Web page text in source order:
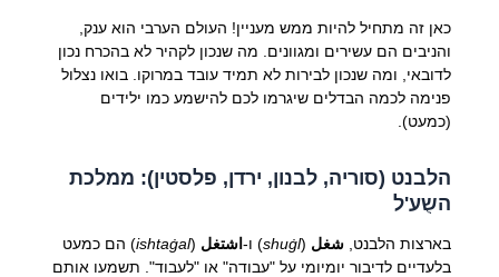
כאן זה מתחיל להיות ממש מעניין! העולם הערבי הוא ענק,
והניבים הם עשירים ומגוונים. מה שנכון לקהיר לא בהכרח נכון
לדובאי, ומה שנכון לבירות לא תמיד עובד במרוקו. בואו נצלול
פנימה לכמה הבדלים שיגרמו לכם להישמע כמו ילידים
(כמעט).
הלבנט (סוריה, לבנון, ירדן, פלסטין): ממלכת
השֻע'ל
בארצות הלבנט, شغل (
shuġl) ו-اشتغل (
ishtaġal) הם כמעט
בלעדיים לדיבור יומיומי על "עבודה" או "לעבוד". תשמעו אותם